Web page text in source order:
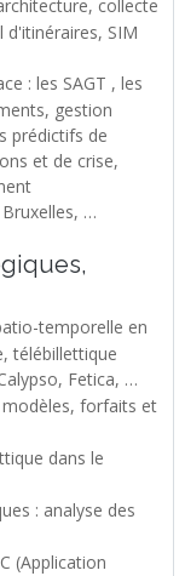
collecte
d'itinéraires, SIM
: les SAGT , les
gestion
prédictifs de
et de crise,
Bruxelles, …
temporelle en
télébillettique
Fetica, …
forfaits et
dans le
: analyse des
(Application